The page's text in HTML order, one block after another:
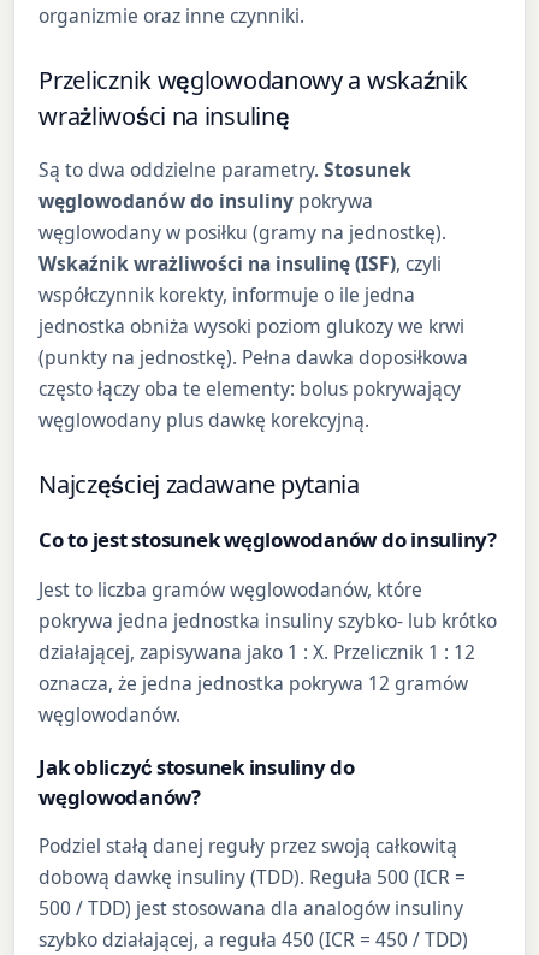
organizmie oraz inne czynniki.
Przelicznik węglowodanowy a wskaźnik
wrażliwości na insulinę
Są to dwa oddzielne parametry.Stosunek
węglowodanów do insuliny pokrywa
węglowodany w posiłku (gramy na jednostkę).
Wskaźnik wrażliwości na insulinę (ISF), czyli
współczynnik korekty, informuje o ile jedna
jednostka obniża wysoki poziom glukozy we krwi
(punkty na jednostkę). Pełna dawka doposiłkowa
często łączy oba te elementy: bolus pokrywający
węglowodany plus dawkę korekcyjną.
Najczęściej zadawane pytania
Co to jest stosunek węglowodanów do insuliny?
Jest to liczba gramów węglowodanów, które
pokrywa jedna jednostka insuliny szybko- lub krótko
działającej, zapisywana jako 1 : X. Przelicznik 1 : 12
oznacza, że jedna jednostka pokrywa 12 gramów
węglowodanów.
Jak obliczyć stosunek insuliny do
węglowodanów?
Podziel stałą danej reguły przez swoją całkowitą
dobową dawkę insuliny (TDD). Reguła 500 (ICR =
500 / TDD) jest stosowana dla analogów insuliny
szybko działającej, a reguła 450 (ICR = 450 / TDD)